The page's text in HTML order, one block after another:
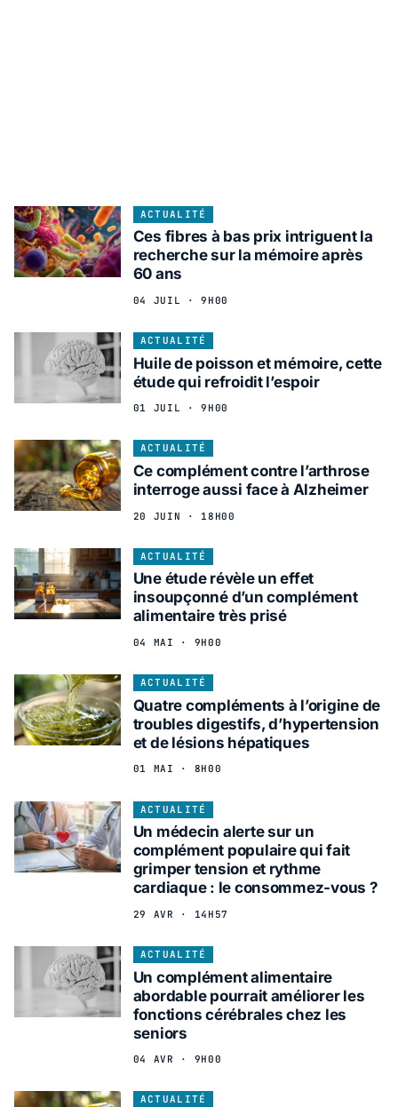
ACTUALITÉ
Ces fibres à bas prix intriguent la
recherche sur la mémoire après
60 ans
04 JUIL · 9H00
ACTUALITÉ
Huile de poisson et mémoire, cette
étude qui refroidit l’espoir
01 JUIL · 9H00
ACTUALITÉ
Ce complément contre l’arthrose
interroge aussi face à Alzheimer
20 JUIN · 18H00
ACTUALITÉ
Une étude révèle un effet
insoupçonné d’un complément
alimentaire très prisé
04 MAI · 9H00
ACTUALITÉ
Quatre compléments à l’origine de
troubles digestifs, d’hypertension
et de lésions hépatiques
01 MAI · 8H00
ACTUALITÉ
Un médecin alerte sur un
complément populaire qui fait
grimper tension et rythme
cardiaque : le consommez-vous ?
29 AVR · 14H57
ACTUALITÉ
Un complément alimentaire
abordable pourrait améliorer les
fonctions cérébrales chez les
seniors
04 AVR · 9H00
ACTUALITÉ